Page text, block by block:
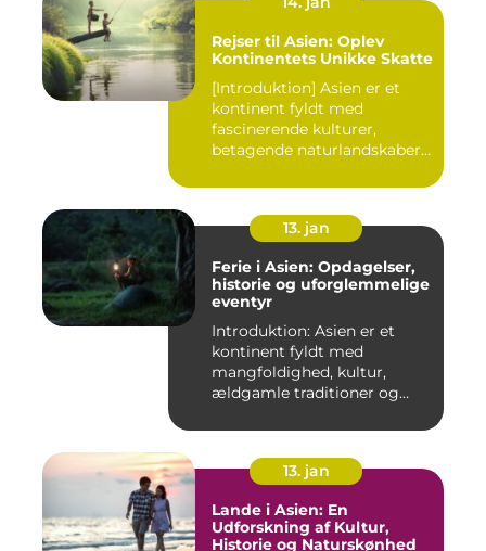
Rejser til Asien: Oplev
Kontinentets Unikke Skatte
[Introduktion] Asien er et
kontinent fyldt med
fascinerende kulturer,
betagende naturlandskaber
13. jan
Ferie i Asien: Opdagelser,
historie og uforglemmelige
eventyr
Introduktion: Asien er et
kontinent fyldt med
mangfoldighed, kultur,
ældgamle traditioner og
13. jan
Lande i Asien: En
Udforskning af Kultur,
Historie og Naturskønhed